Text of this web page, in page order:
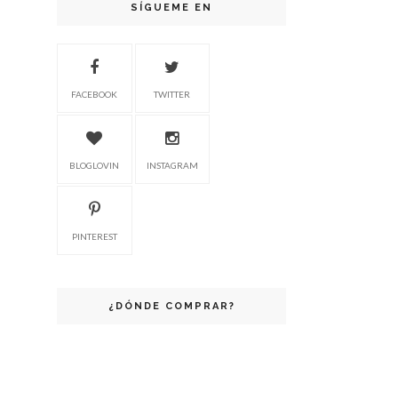
SÍGUEME EN
FACEBOOK TWITTER
BLOGLOVIN INSTAGRAM
PINTEREST
¿DÓNDE COMPRAR?